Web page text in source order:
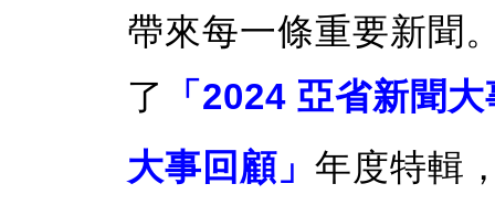
帶來每一條重要新聞
了
「2024 亞省新聞
大事回顧」 年度特輯